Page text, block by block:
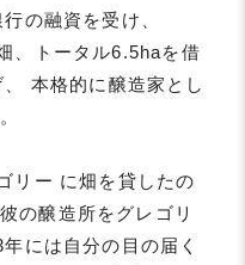
の融資を受け、
、トータル6.5haを借
本格的に醸造家とし
リー に畑を貸したの
の醸造所をグレゴリ
には自分の目の届く